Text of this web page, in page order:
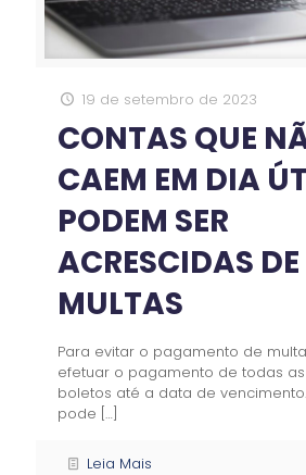
19 de setembro de 2023
CONTAS QUE
CAEM EM DIA
PODEM SER
ACRESCIDAS DE
MULTAS
Para evitar o pagamento de
efetuar o pagamento de todas
boletos até a data de
pode […]
Leia Mais